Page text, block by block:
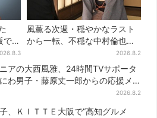
で語
風薫る次週・穏やかなラスト
から一転、不穏な中村倫也の
登場に視聴者期待「いよいよ
登場だ」
2026.8.2
アの大西風雅、24時間TVサポータ
わ男子・藤原丈一郎からの応援メ
2026.8.2
、ＫＩＴＴＥ大阪で“高知グルメ